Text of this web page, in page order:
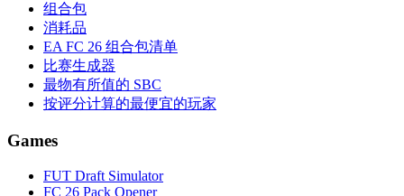
组合包
消耗品
EA FC 26 组合包清单
比赛生成器
最物有所值的 SBC
按评分计算的最便宜的玩家
Games
FUT Draft Simulator
FC 26 Pack Opener